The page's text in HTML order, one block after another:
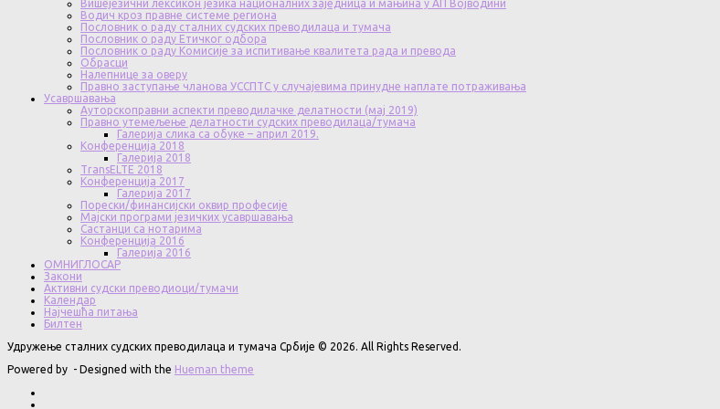
Вишејезични лексикон језика националних заједница и мањина у АП Војводини
Водич кроз правне системе региона
Пословник о раду сталних судских преводилаца и тумача
Пословник о раду Етичког одбора
Пословник о раду Комисије за испитивање квалитета рада и превода
Обрасци
Налепнице за оверу
Правно заступање чланова УССПТС у случајевима принудне наплате потраживања
Усавршавања
Ауторскоправни аспекти преводилачке делатности (мај 2019)
Правно утемељење делатности судских преводилаца/тумача
Галерија слика са обуке – април 2019.
Конференција 2018
Галерија 2018
TransELTE 2018
Конференција 2017
Галерија 2017
Порески/финансијски оквир професије
Мајски програми језичких усавршавања
Састанци са нотарима
Конференција 2016
Галерија 2016
ОМНИГЛОСАР
Закони
Активни судски преводиоци/тумачи
Календар
Најчешћа питања
Билтен
Удружење сталних судских преводилаца и тумача Србије © 2026. All Rights Reserved.
Powered by - Designed with the Hueman theme